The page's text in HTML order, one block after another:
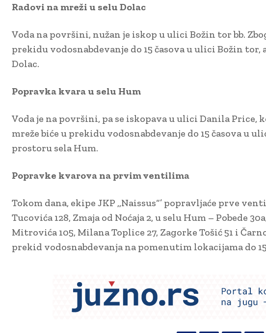
Radovi na mreži u selu Dolac
Voda na površini, nužan je iskop u ulici Božin tor bb.
prekidu vodosnabdevanje do 15 časova u ulici Božin
Dolac.
Popravka kvara u selu Hum
Voda je na površini, pa se iskopava u ulici Danila Price,
mreže biće u prekidu vodosnabdevanje do 15 časova u
prostoru sela Hum.
Popravke kvarova na prvim ventilima
Tokom dana, ekipe JKP ,,Naissus“’ popravljaće prve
Tucovića 128, Zmaja od Noćaja 2, u selu Hum – Pobede
Mitrovića 105, Milana Toplice 27, Zagorke Tošić 51 i
prekid vodosnabdevanja na pomenutim lokacijama do